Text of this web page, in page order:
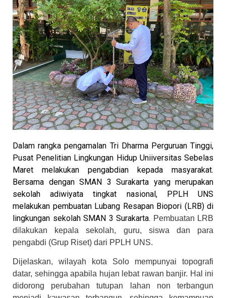
Dalam rangka pengamalan Tri Dharma Perguruan Tinggi,
Pusat Penelitian Lingkungan Hidup Uniiversitas Sebelas
Maret melakukan pengabdian kepada masyarakat.
Bersama dengan SMAN 3 Surakarta yang merupakan
sekolah adiwiyata tingkat nasional, PPLH UNS
melakukan pembuatan Lubang Resapan Biopori (LRB) di
lingkungan sekolah SMAN 3 Surakarta. Pembuatan LRB
dilakukan kepala sekolah, guru, siswa dan para
pengabdi (Grup Riset) dari PPLH UNS.
Dijelaskan, wilayah kota Solo mempunyai topografi
datar, sehingga apabila hujan lebat rawan banjir. Hal ini
didorong perubahan tutupan lahan non terbangun